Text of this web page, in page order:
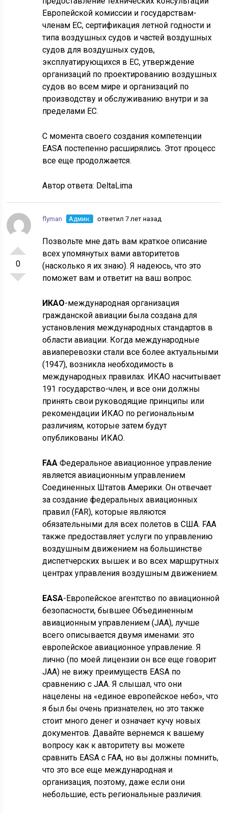
Европейской комиссии и государствам-
членам ЕС, сертификация летной годности и
типа воздушных судов и частей воздушных
судов для воздушных судов,
эксплуатирующихся в ЕС, утверждение
организаций по проектированию воздушных
судов во всем мире и организаций по
производству и обслуживанию внутри и за
пределами ЕС.
С момента своего создания компетенции
EASA постепенно расширялись. Этот процесс
все еще продолжается.
Автор ответа: DeltaLima
0
flyman Админ. ответил 7 лет назад
Позвольте мне дать вам краткое описание
всех упомянутых вами авторитетов
(насколько я их знаю). Я надеюсь, что это
поможет вам и ответит на ваш вопрос.
ИКАО-международная организация
гражданской авиации была создана для
установления международных стандартов в
области авиации. Когда международные
авиаперевозки стали все более актуальными
(1947), возникла необходимость в
международных правилах. ИКАО насчитывает
191 государство-член, и все они должны
принять свои руководящие принципы или
рекомендации ИКАО по региональным
различиям, которые затем будут
опубликованы ИКАО.
FAAФедеральное авиационное управление
является авиационным управлением
Соединенных Штатов Америки. Он отвечает
за создание федеральных авиационных
правил (FAR), которые являются
обязательными для всех полетов в США. FAA
также предоставляет услуги по управлению
воздушным движением на большинстве
диспетчерских вышек и во всех маршрутных
центрах управления воздушным движением.
EASA-Европейское агентство по авиационной
безопасности, бывшее Объединенным
авиационным управлением (JAA), лучше
всего описывается двумя именами: это
европейское авиационное управление. Я
лично (по моей лицензии он все еще говорит
JAA) не вижу преимуществ EASA по
сравнению с JAA. Я слышал, что они
нацелены на «единое европейское небо», что
я был бы очень признателен, но это также
стоит много денег и означает кучу новых
документов. Давайте вернемся к вашему
вопросу как к авторитету вы можете
сравнить EASA с FAA, но вы должны помнить,
что это все еще международная и
организация, поэтому, даже если они
небольшие, есть региональные различия.